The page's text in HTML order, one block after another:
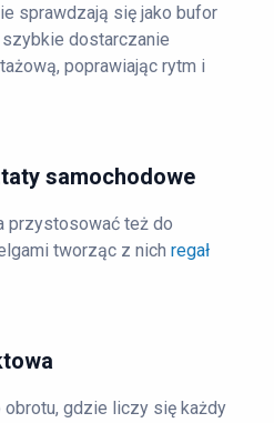
sprawdzają się jako bufor
dostarczanie
poprawiając rytm i
samochodowe
przystosować też do
tworząc z nich regał
gdzie liczy się każdy